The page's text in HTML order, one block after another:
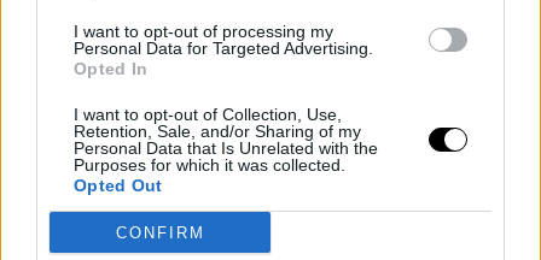
I want to opt-out of processing my
Personal Data for Targeted Advertising.
Opted In
I want to opt-out of Collection, Use,
Retention, Sale, and/or Sharing of my
Personal Data that Is Unrelated with the
Purposes for which it was collected.
Opted Out
CONFIRM